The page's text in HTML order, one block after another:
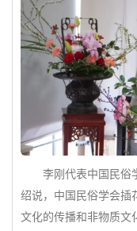
李刚代表中国民俗
绍说，中国民俗学会插
文化的传播和非物质文